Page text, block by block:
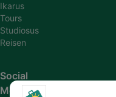
Ikarus
Tours
Studiosus
Reisen
Social
Media